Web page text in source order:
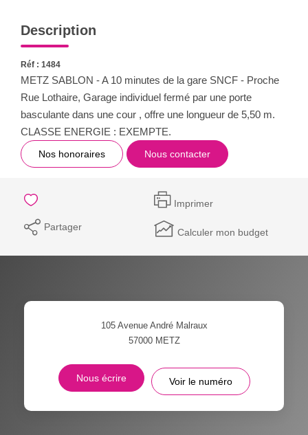
Description
Réf : 1484
METZ SABLON - A 10 minutes de la gare SNCF - Proche
Rue Lothaire, Garage individuel fermé par une porte
basculante dans une cour , offre une longueur de 5,50 m.
CLASSE ENERGIE : EXEMPTE.
Nos honoraires Nous contacter
Imprimer
Partager Calculer mon budget
105 Avenue André Malraux
57000 METZ
Nous écrire Voir le numéro